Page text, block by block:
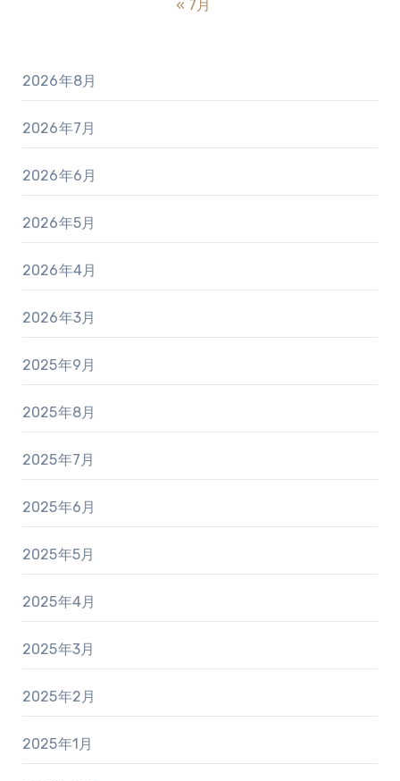
« 7月
2026年8月
2026年7月
2026年6月
2026年5月
2026年4月
2026年3月
2025年9月
2025年8月
2025年7月
2025年6月
2025年5月
2025年4月
2025年3月
2025年2月
2025年1月